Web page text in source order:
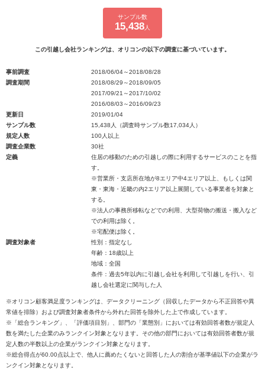
サンプル数
15,438 人
この引越し会社ランキングは、オリコンの以下の調査に基づいています。
事前調査
2018/06/04～2018/08/28
調査期間
2018/08/29～2018/09/05
2017/09/21～2017/10/02
2016/08/03～2016/09/23
更新日
2019/01/04
サンプル数
15,438人（調査時サンプル数17,034人）
規定人数
100人以上
調査企業数
30社
定義
住居の移動のための引越しの際に利用するサービスのことを指
す。
※営業所・支店所在地が8エリア中4エリア以上、もしくは関
東・東海・近畿の内2エリア以上展開している事業者を対象と
する。
※法人の事務所移転などでの利用、大型荷物の搬送・搬入など
での利用は除く。
※宅配便は除く。
調査対象者
性別：指定なし
年齢：18歳以上
地域：全国
条件：過去5年以内に引越し会社を利用して引越しを行い、引
越し会社選定に関与した人
※オリコン顧客満足度ランキングは、データクリーニング（回収したデータから不正回答や異
常値を排除）および調査対象者条件から外れた回答を除外した上で作成しています。
※「総合ランキング」、「評価項目別」、部門の「業態別」においては有効回答者数が規定人
数を満たした企業のみランクイン対象となります。その他の部門においては有効回答者数が規
定人数の半数以上の企業がランクイン対象となります。
※総合得点が60.00点以上で、他人に薦めたくないと回答した人の割合が基準値以下の企業がラ
ンクイン対象となります。